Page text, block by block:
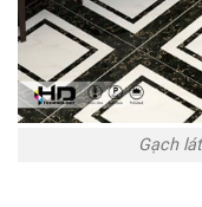
Gạch